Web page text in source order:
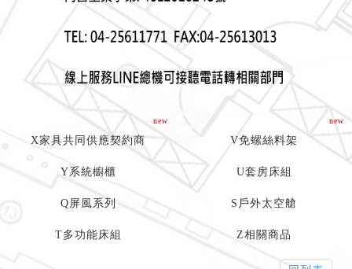
new
X家具共同供應契約商
new
V免螺絲料架
Y系統櫥櫃 U套房床組
Q屏風系列 S戶外太空艙
T多功能床組 Z相關商品